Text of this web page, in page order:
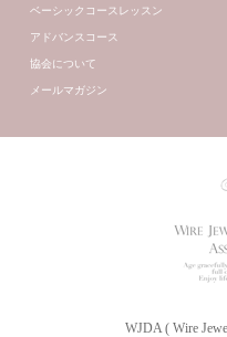
ベーシックコースレッスン
アドバンスコース
協会について
メールマガジン
WJDA ( Wire